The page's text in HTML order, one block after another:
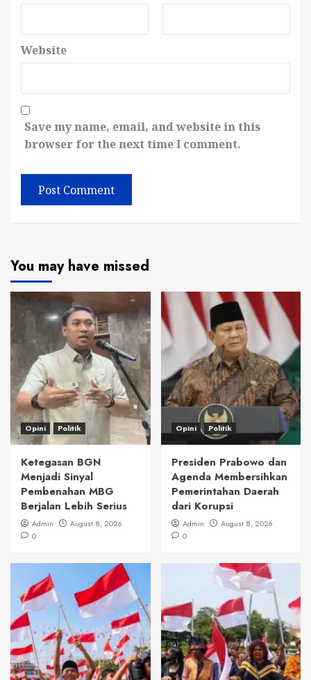
Website
Save my name, email, and website in this
browser for the next time I comment.
You may have missed
Opini Politik
Ketegasan BGN
Menjadi Sinyal
Pembenahan MBG
Berjalan Lebih Serius
Admin
August 8, 2026
0
Opini Politik
Presiden Prabowo dan
Agenda Membersihkan
Pemerintahan Daerah
dari Korupsi
Admin
August 8, 2026
0